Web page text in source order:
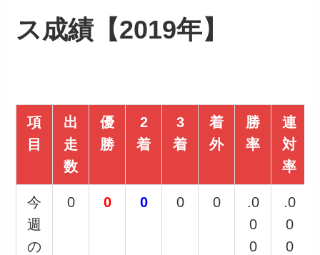
ス成績【2019年】
項
目
出
走
数
優
勝
2
着
3
着
着
外
勝
率
連
対
率
今
週
の
0 0 0 0 0
.0
0
0
.0
0
0